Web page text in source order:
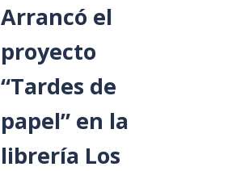
Arrancó el
proyecto
“Tardes de
papel” en la
librería Los